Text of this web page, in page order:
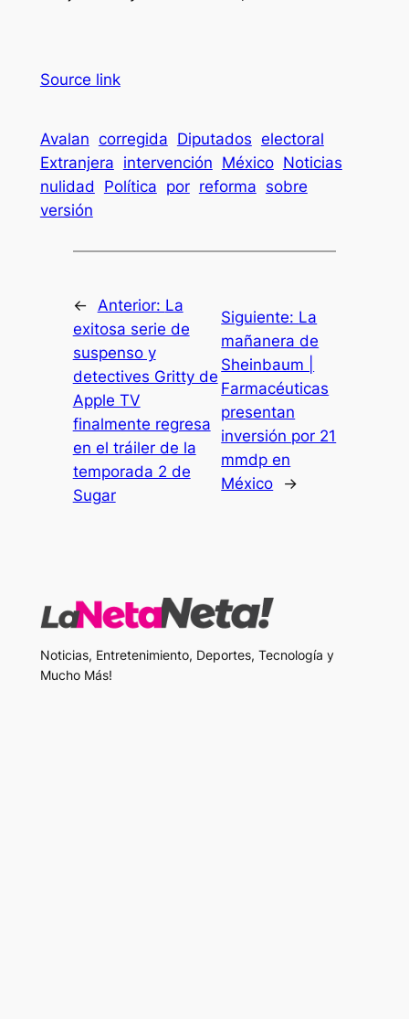
Source link
Avalan corregida Diputados electoral
Extranjera intervención México Noticias
nulidad
Política por reforma sobre
versión
← Anterior: La
exitosa serie de
suspenso y
detectives Gritty de
Apple TV
finalmente regresa
en el tráiler de la
temporada 2 de
Sugar
Siguiente: La
mañanera de
Sheinbaum |
Farmacéuticas
presentan
inversión por 21
mmdp en
México
→
Noticias, Entretenimiento, Deportes, Tecnología y
Mucho Más!